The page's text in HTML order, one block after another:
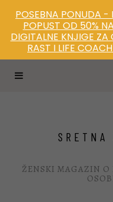
SRETNA
ŽENSKI MAGAZIN
POSEBNA PONUDA -
POPUST OD 50%
DIGITALNE KNJIGE ZA
RAST I LIFE